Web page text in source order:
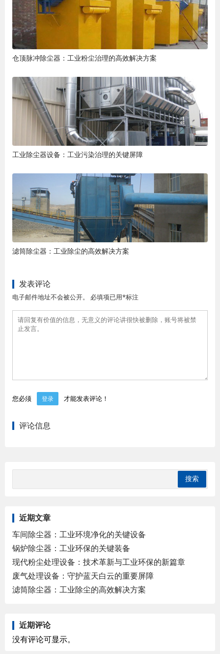
仓顶脉冲除尘器：工业粉尘治理的高效解决方案
工业除尘器设备：工业污染治理的关键屏障
滤筒除尘器：工业除尘的高效解决方案
发表评论
电子邮件地址不会被公开。 必填项已用*标注
您必须 登录 才能发表评论！
评论信息
近期文章
车间除尘器：工业环境净化的关键设备
锅炉除尘器：工业环保的关键装备
现代粉尘处理设备：技术革新与工业环保的新篇章
废气处理设备：守护蓝天白云的重要屏障
滤筒除尘器：工业除尘的高效解决方案
近期评论
没有评论可显示。